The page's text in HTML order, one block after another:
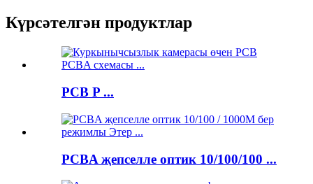
Күрсәтелгән продуктлар
PCB P ...
PCBA җепселле оптик 10/100/100 ...